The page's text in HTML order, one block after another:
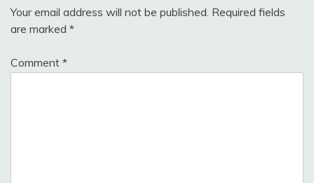
Your email address will not be published. Required fields
are marked *
Comment *